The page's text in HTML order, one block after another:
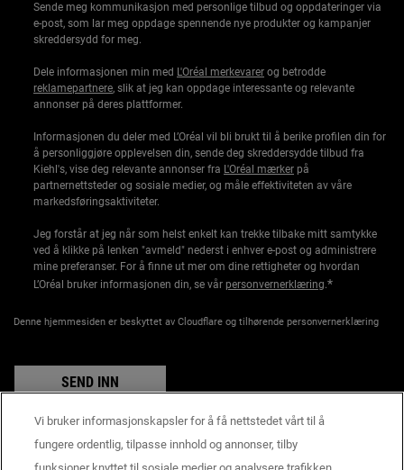
Sende meg kommunikasjon med personlige tilbud og oppdateringer via
e-post, som lar meg oppdage spennende nye produkter og kampanjer
skreddersydd for meg.
Dele informasjonen min med L'Oréal merkevarer og betrodde
reklamepartnere, slik at jeg kan oppdage interessante og relevante
annonser på deres plattformer.
Informasjonen du deler med L’Oréal vil bli brukt til å berike profilen din for
å personliggjøre opplevelsen din, sende deg skreddersydde tilbud fra
Kiehl's, vise deg relevante annonser fra L'Oréal mærker på
partnernettsteder og sosiale medier, og måle effektiviteten av våre
markedsføringsaktiviteter.
Jeg forstår at jeg når som helst enkelt kan trekke tilbake mitt samtykke
ved å klikke på lenken "avmeld" nederst i enhver e-post og administrere
mine preferanser. For å finne ut mer om dine rettigheter og hvordan
L’Oréal bruker informasjonen din, se vår personvernerklæring.*
Denne hjemmesiden er beskyttet av Cloudflare og tilhørende personvernerklæring
SEND INN
Vi bruker informasjonskapsler for å få nettstedet vårt til å
fungere ordentlig, tilpasse innhold og annonser, tilby